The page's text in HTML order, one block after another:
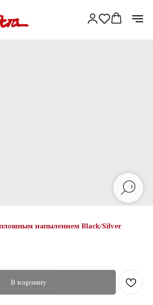
напылением Black/Silver
В корзину